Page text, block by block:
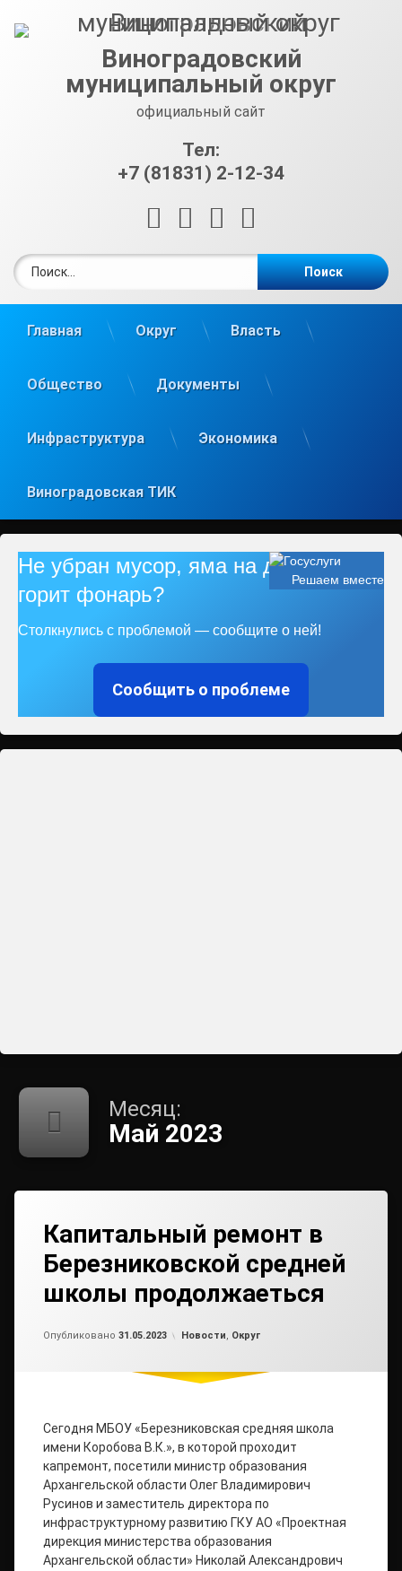
Виноградовский
муниципальный округ
официальный сайт
Тел:
+7 (81831) 2-12-34
RSS E-mailВКонтакте
Главная Округ Власть
Общество Документы
Инфраструктура Экономика
Виноградовская ТИК
Решаем вместе
Не убран мусор, яма на дороге, не
горит фонарь?
Столкнулись с проблемой — сообщите о ней!
Сообщить о проблеме
Месяц:
Май 2023
Капитальный ремонт в
Березниковской средней
школы продолжаеться
Опубликовано 31.05.2023 Рубрики:
Новости, Округ
Сегодня МБОУ «Березниковская средняя школа
имени Коробова В.К.», в которой проходит
капремонт, посетили министр образования
Архангельской области Олег Владимирович
Русинов и заместитель директора по
инфраструктурному развитию ГКУ АО «Проектная
дирекция министерства образования
Архангельской области» Николай Александрович